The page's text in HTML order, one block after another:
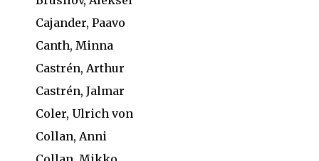
Cajander, Paavo
Canth, Minna
Castrén, Arthur
Castrén, Jalmar
Coler, Ulrich von
Collan, Anni